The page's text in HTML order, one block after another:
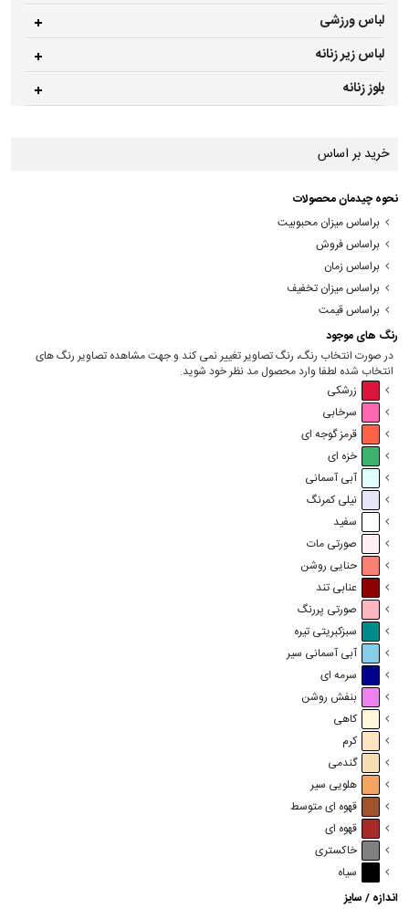
لباس ورزشی
لباس زیر زنانه
بلوز زنانه
خرید بر اساس
نحوه چیدمان محصولات
براساس میزان محبوبیت
براساس فروش
براساس زمان
براساس میزان تخفیف
براساس قیمت
رنگ های موجود
در صورت انتخاب رنگ، رنگ تصاویر تغییر نمی کند و جهت مشاهده تصاویر رنگ های
انتخاب شده لطفا وارد محصول مد نظر خود شوید.
زرشکی
سرخابی
قرمز گوجه ای
خزه ای
آبی آسمانی
نیلی کمرنگ
سفید
صورتی مات
حنایی روشن
عنابی تند
صورتی پررنگ
سبزکبریتی تیره
آبی آسمانی سیر
سرمه ای
بنفش روشن
کاهی
کرم
گندمی
هلویی سیر
قهوه ای متوسط
قهوه ای
خاکستری
سیاه
اندازه / سایز